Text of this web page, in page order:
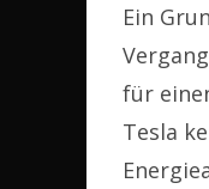
Ein
für
Tesla